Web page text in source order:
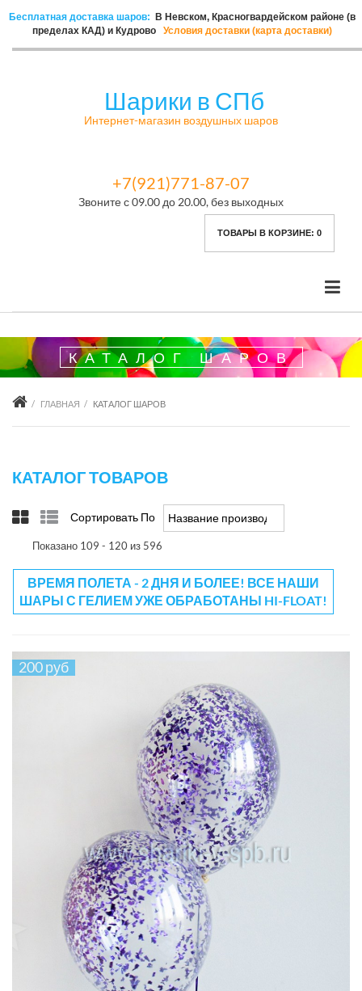
Бесплатная доставка шаров:
В Невском, Красногвардейском районе (в
пределах КАД) и Кудрово
Условия доставки (карта доставки)
Шарики в СПб
Интернет-магазин воздушных шаров
+7(921)771-87-07
Звоните с 09.00 до 20.00, без выходных
ТОВАРЫ В КОРЗИНЕ: 0
КАТАЛОГ ШАРОВ
ГЛАВНАЯ КАТАЛОГ ШАРОВ
КАТАЛОГ ТОВАРОВ
Сортировать По Название производителя +/-
Показано 109 - 120 из 596
ВРЕМЯ ПОЛЕТА - 2 ДНЯ И БОЛЕЕ! ВСЕ НАШИ
ШАРЫ С ГЕЛИЕМ УЖЕ ОБРАБОТАНЫ HI-FLOAT!
200 руб